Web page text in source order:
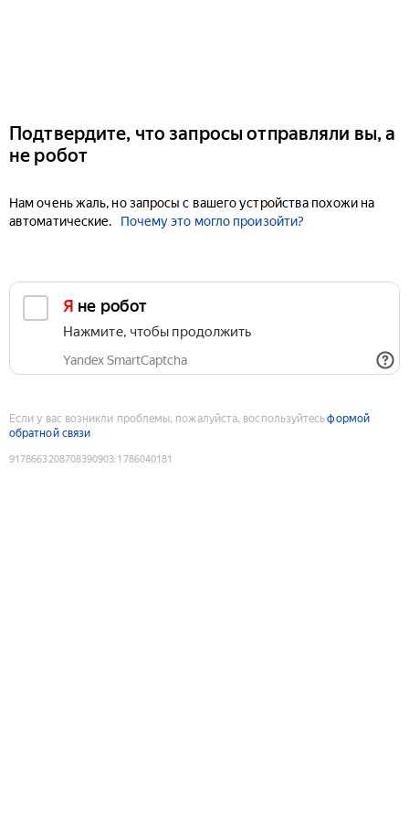
Подтвердите, что запросы отправляли вы, а
не робот
Нам очень жаль, но запросы с вашего устройства похожи на
автоматические.
Почему это могло произойти?
Я не робот
Нажмите, чтобы продолжить
Yandex SmartCaptcha
Если у вас возникли проблемы, пожалуйста, воспользуйтесьформой
обратной связи
9178663208708390903:1786040181